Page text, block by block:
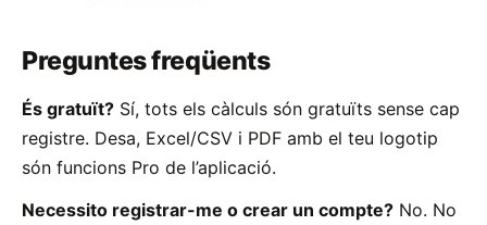
Preguntes freqüents
És gratuït? Sí, tots els càlculs són gratuïts sense cap
registre. Desa, Excel/CSV i PDF amb el teu logotip
són funcions Pro de l’aplicació.
Necessito registrar-me o crear un compte? No. No